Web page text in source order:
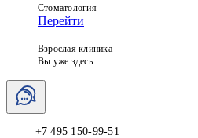
Стоматология
Перейти
Взрослая клиника
Вы уже здесь
+7 495 150-99-51